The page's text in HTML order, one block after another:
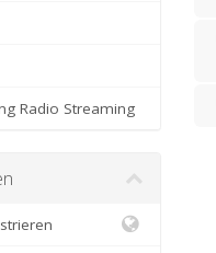
Radio Streaming